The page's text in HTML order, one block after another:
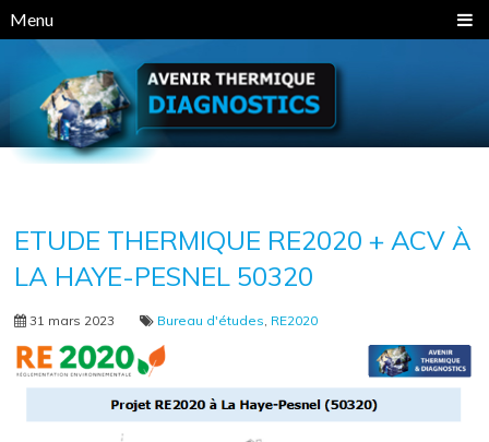
Menu
ETUDE THERMIQUE RE2020 + ACV À
LA HAYE-PESNEL 50320
31 mars 2023 Bureau d'études RE2020
Panneau de gestion des cookies